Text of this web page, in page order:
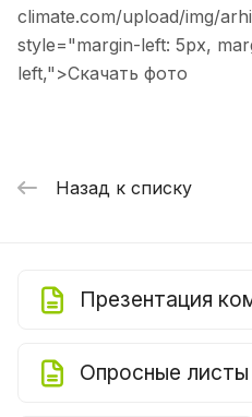
climate.com/upload/img/
style="margin-left: 5px,
left,">Скачать фото
Назад к списку
Презентация
Опросные листы